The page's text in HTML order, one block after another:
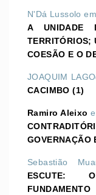
N'Dá Lussolo
A UNIDADE
TERRITÓRIOS;
COESÃO E O
JOAQUIM
CACIMBO (1)
Ramiro Aleixo
GOVERNAÇÃO
Sebastião
ESCUTE: